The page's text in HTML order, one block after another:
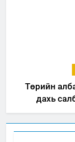
Төрийн
дахь